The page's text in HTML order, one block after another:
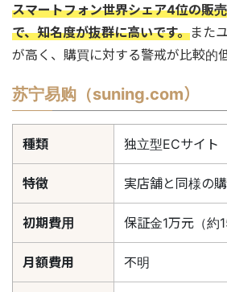
スマートフォン世界シェア4位の販
で、知名度が抜群に高いです。また
が高く、購買に対する警戒が比較的
苏宁易购（suning.com）
種類 独立型ECサイト
特徴 実店舗と同様の
初期費用 保証金1万元（約
月額費用 不明